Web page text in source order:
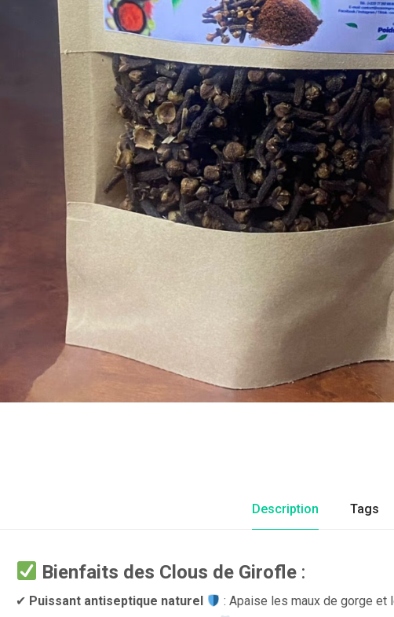
Description Tags
Bienfaits des Clous de Girofle :
✔ Puissant antiseptique naturel
: Apaise les maux de gorge et